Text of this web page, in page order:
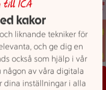
en mobilskärmvy som
till ICA
kakor
liknande tekniker för
och ge dig en
också som hjälp i vår
någon av våra digitala
dina inställningar i alla